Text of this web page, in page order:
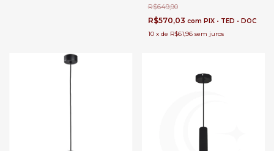
R$649,90
R$570,03 com PIX • TED • DOC
10 x de R$61,96 sem juros